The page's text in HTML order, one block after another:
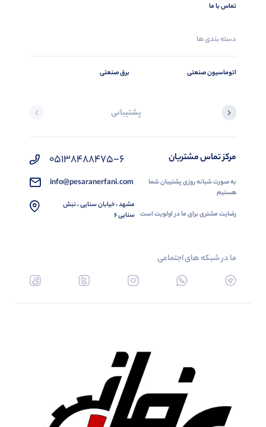
تماس با ما
دسته بندی ها
اتوماسیون صنعتی برق صنعتی
پشتیبانی
مرکز تماس مشتریان
به صورت شبانه روزی پشتیبان شما
هستیم
رضایت مشتری برای ما در اولویت است
05138488475-6
info@pesaranerfani.com
مشهد ، خیابان سنایی ، نبش
سنایی 6
ما در شبکه های اجتماعی